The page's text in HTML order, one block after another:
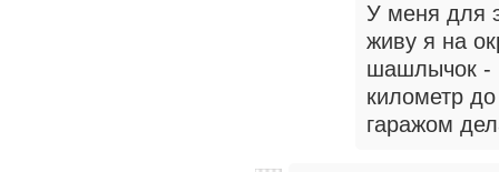
У меня для
живу я на
шашлычок -
километр
гаражом